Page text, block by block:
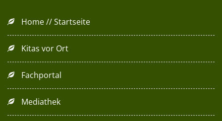
Home // Startseite
Kitas vor Ort
Fachportal
Mediathek